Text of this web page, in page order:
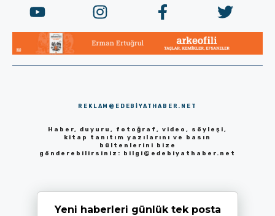
REKLAM@EDEBIYATHABER.NET
Haber, duyuru, fotoğraf, video, söyleşi,
kitap tanıtım yazılarını ve basın
bültenlerini bize
gönderebilirsiniz: bilgi@edebiyathaber.net
Yeni haberleri günlük tek posta